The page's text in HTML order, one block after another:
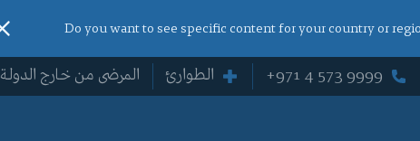
Do you want to see specific content for your country or
+971 4 573 9999 الطوارئ المرضى من خارج الدولة